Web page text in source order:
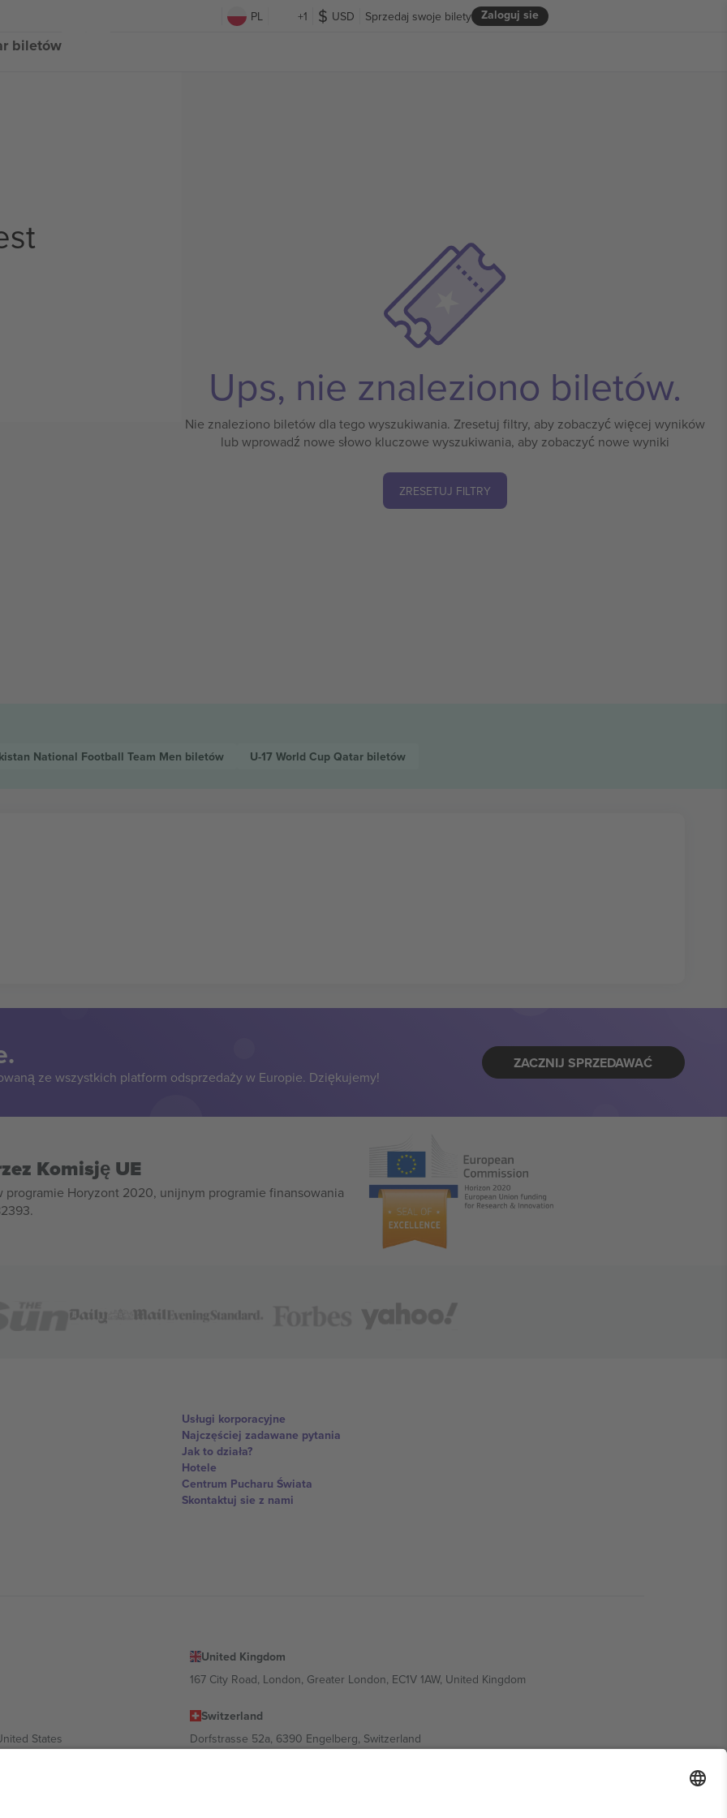
PL +1 USD Zaloguj sie
Sprzedaj swoje bilety
biletów
Ups, nie znaleziono biletów.
Nie znaleziono biletów dla tego wyszukiwania. Zresetuj filtry, aby zobaczyć więcej wyników
lub wprowadź nowe słowo kluczowe wyszukiwania, aby zobaczyć nowe wyniki
ZRESETUJ FILTRY
National Football Team Men biletów U-17 World Cup Qatar biletów
ze wszystkich platform odsprzedaży w Europie. Dziękujemy!
ZACZNIJ SPRZEDAWAĆ
Komisję UE
programie Horyzont 2020, unijnym programie finansowania
Usługi korporacyjne
Najczęściej zadawane pytania
Jak to działa?
Hotele
Centrum Pucharu Świata
Skontaktuj sie z nami
United Kingdom
167 City Road, London, Greater London, EC1V 1AW, United Kingdom
States
Switzerland
Dorfstrasse 52a, 6390 Engelberg, Switzerland